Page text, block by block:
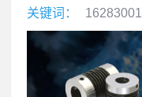
关键词： 16283001